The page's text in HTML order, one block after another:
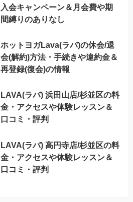
入会キャンペーン＆月会費や期
間縛りのありなし
ホットヨガLava(ラバ)の休会/退
会(解約)方法・手続きや違約金＆
再登録(復会)の情報
LAVA(ラバ) 浜田山店/杉並区の料
金・アクセスや体験レッスン＆
口コミ・評判
LAVA(ラバ) 高円寺店/杉並区の料
金・アクセスや体験レッスン＆
口コミ・評判